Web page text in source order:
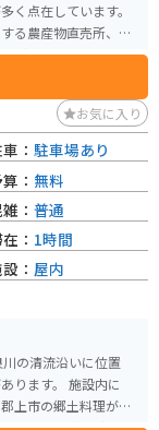
く点在しています。
る農産物直売所、美
があります。 特
い食器から、贈答用
、道の駅
や遊具、散策路など
く、ツーリングにも
志野・織部を拠点
お気に入り
の清流沿いに位置
施設内に
上市の郷土料理が味
： 駐車場あり
： 無料
： 普通
： 1時間
： 屋内